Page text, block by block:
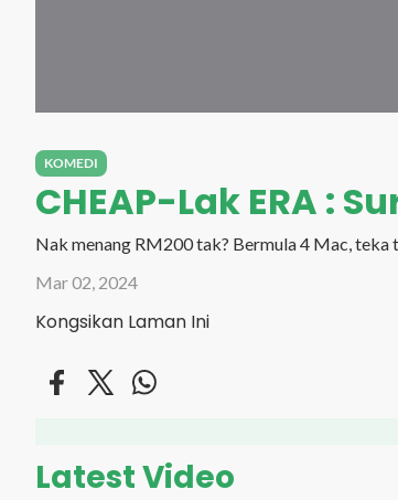
KOMEDI
CHEAP-Lak ERA :
Nak menang RM200 tak? Bermula 4 Mac,
Mar 02, 2024
Kongsikan Laman Ini
Latest Video